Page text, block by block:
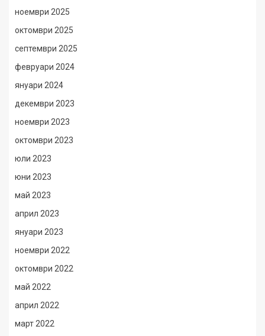
ноември 2025
октомври 2025
септември 2025
февруари 2024
януари 2024
декември 2023
ноември 2023
октомври 2023
юли 2023
юни 2023
май 2023
април 2023
януари 2023
ноември 2022
октомври 2022
май 2022
април 2022
март 2022